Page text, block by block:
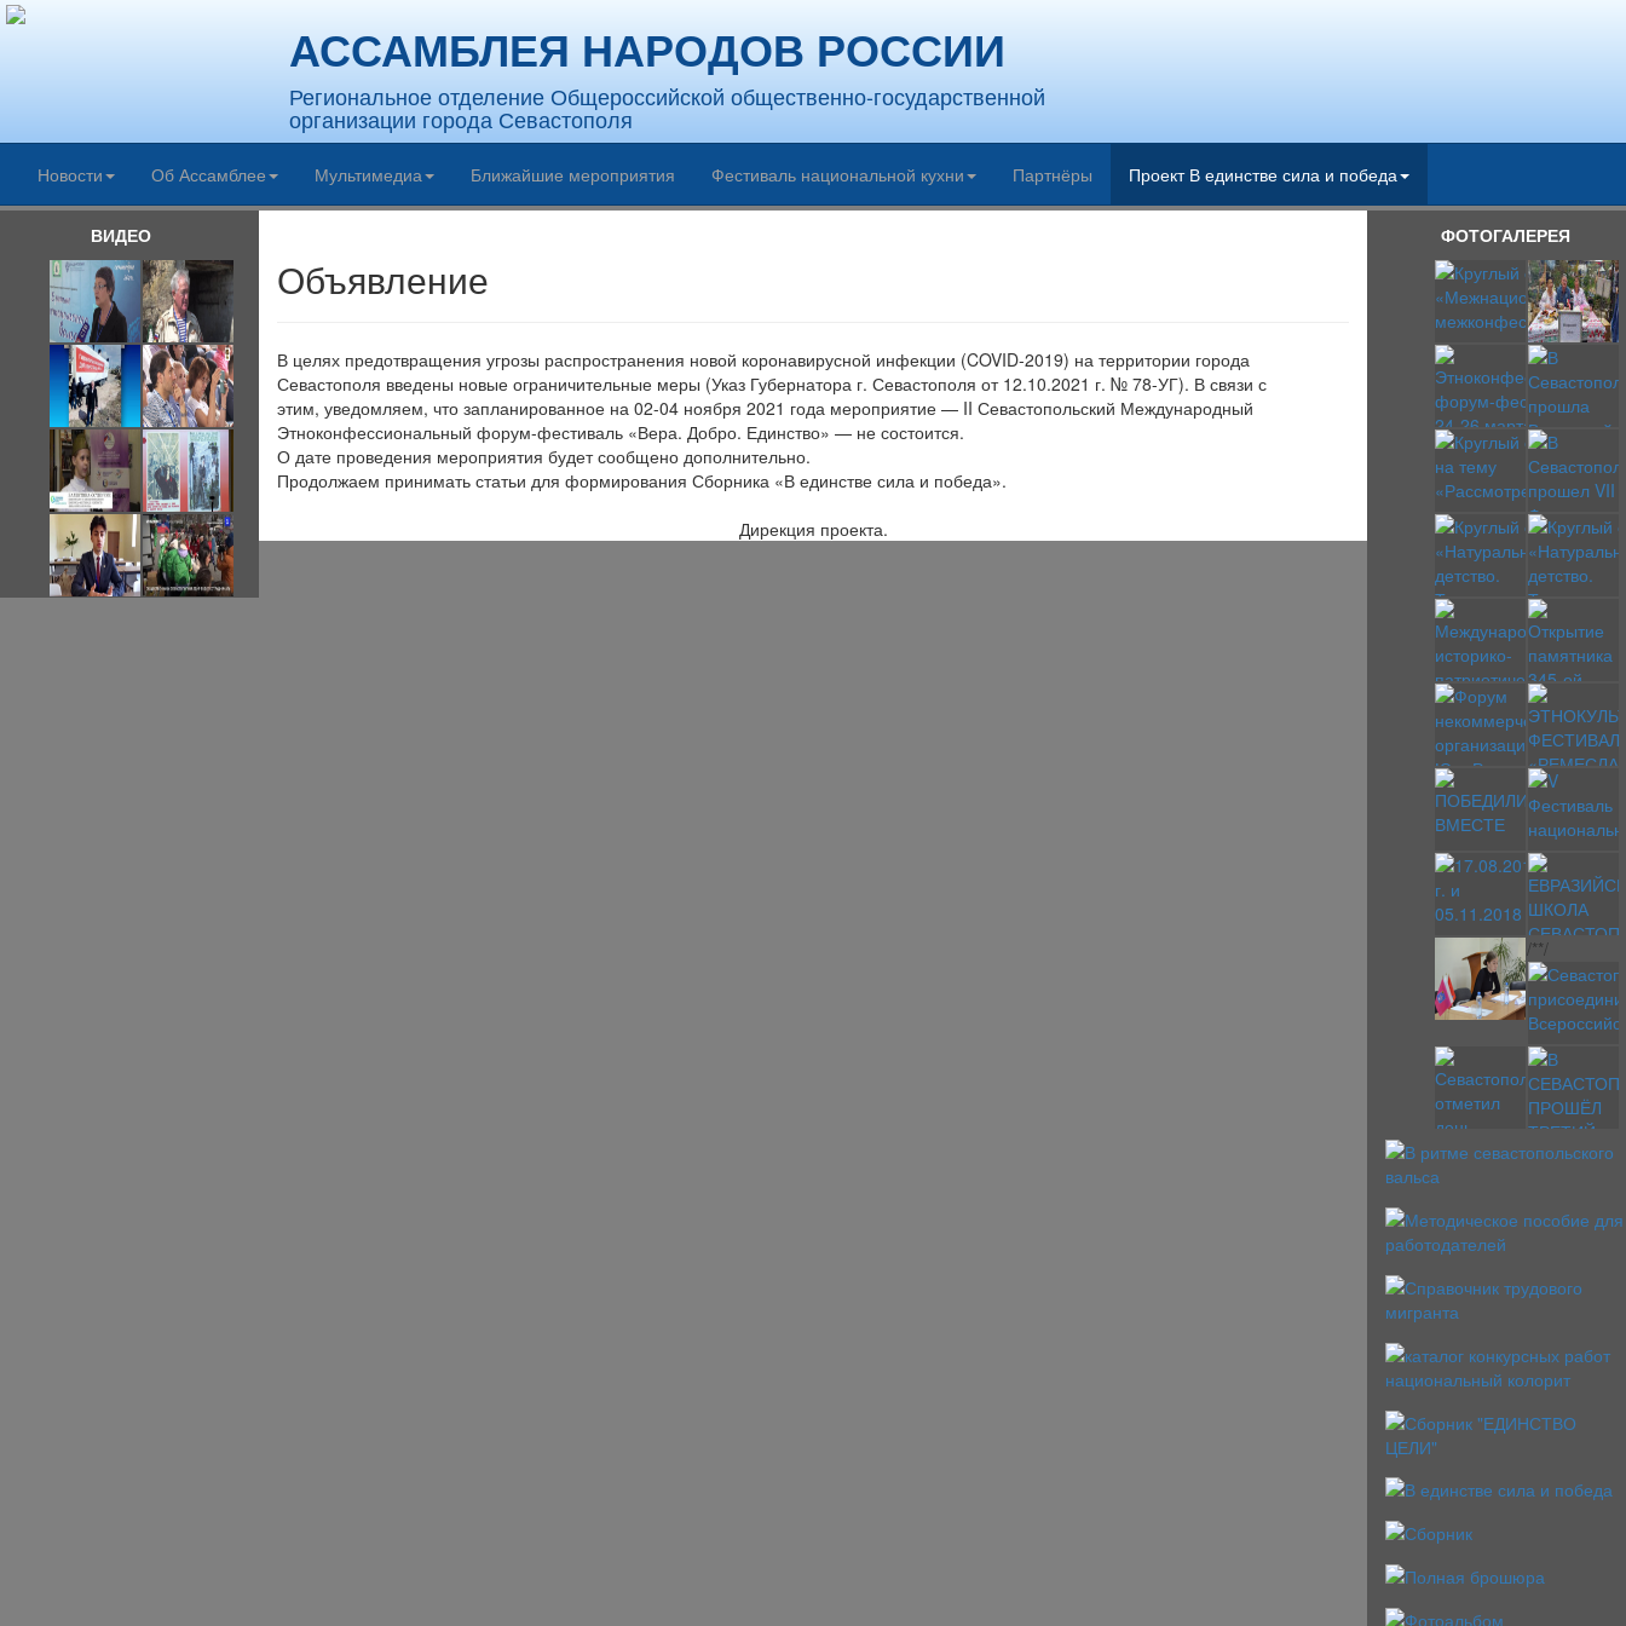
АССАМБЛЕЯ НАРОДОВ РОССИИ
Региональное отделение Общероссийской общественно-государственной
организации города Севастополя
Новости Об Ассамблее Мультимедиа Ближайшие мероприятия Фестиваль национальной кухни Партнёры Проект В единстве сила и победа
ВИДЕО
Объявление
В целях предотвращения угрозы распространения новой коронавирусной инфекции (COVID-2019) на территории города
Севастополя введены новые ограничительные меры (Указ Губернатора г. Севастополя от 12.10.2021 г. № 78-УГ). В связи с
этим, уведомляем, что запланированное на 02-04 ноября 2021 года мероприятие — II Севастопольский Международный
Этноконфессиональный форум-фестиваль «Вера. Добро. Единство» — не состоится.
О дате проведения мероприятия будет сообщено дополнительно.
Продолжаем принимать статьи для формирования Сборника «В единстве сила и победа».
Дирекция проекта.
ФОТОГАЛЕРЕЯ
/**/